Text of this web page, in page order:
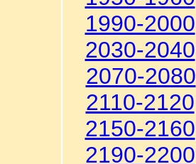
1990-2000
2030-2040
2070-2080
2110-2120
2150-2160
2190-2200